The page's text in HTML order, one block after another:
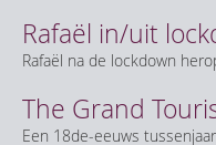
Rafaël in/uit
Rafaël na de lockdown
The Grand
Een 18de-eeuws